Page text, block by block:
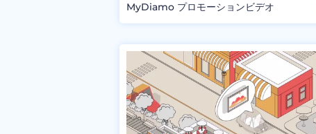
MyDiamo プロモーションビデオ